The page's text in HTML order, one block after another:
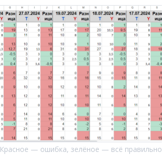
Красное — ошибка, зелёное — всё правильно